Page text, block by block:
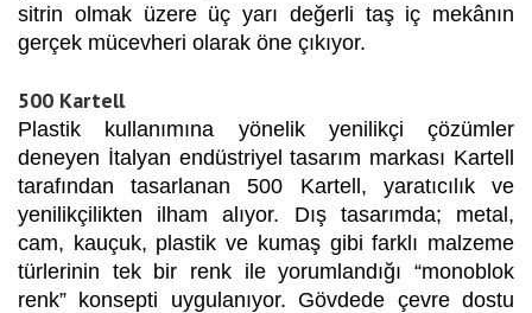
sitrin olmak üzere üç yarı değerli taş iç mekânın
gerçek mücevheri olarak öne çıkıyor.
500 Kartell
Plastik kullanımına yönelik yenilikçi çözümler
deneyen İtalyan endüstriyel tasarım markası Kartell
tarafından tasarlanan 500 Kartell, yaratıcılık ve
yenilikçilikten ilham alıyor. Dış tasarımda; metal,
cam, kauçuk, plastik ve kumaş gibi farklı malzeme
türlerinin tek bir renk ile yorumlandığı “monoblok
renk” konsepti uygulanıyor. Gövdede çevre dostu